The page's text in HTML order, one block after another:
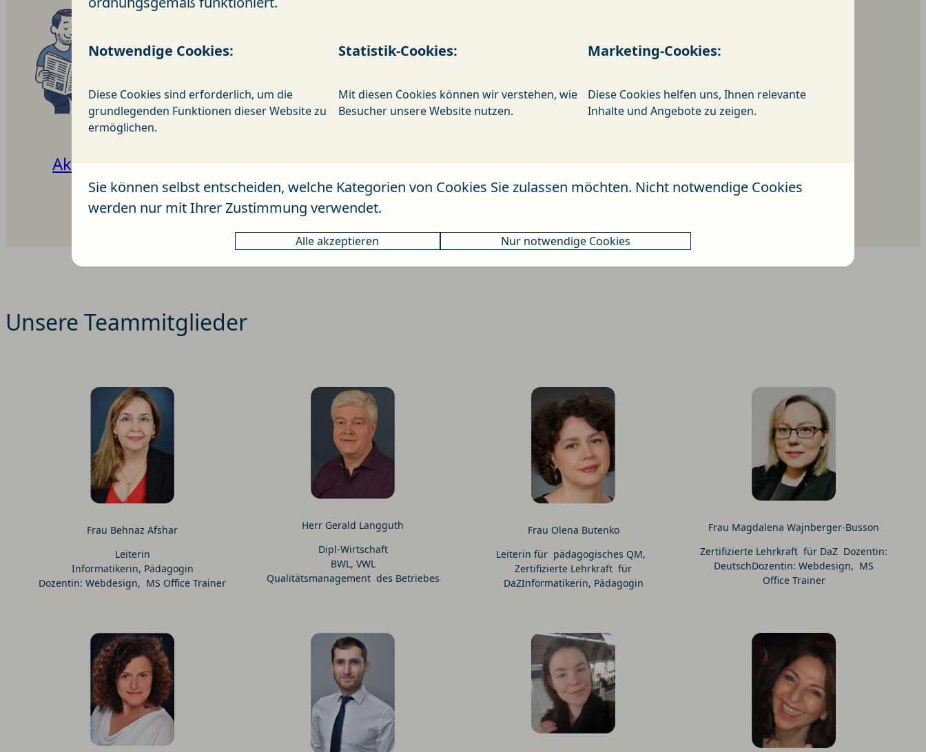
Aktuelles
Unsere Teammitglieder
Frau Behnaz Afshar
Leiterin
Informatikerin, Pädagogin
Dozentin: Webdesign, MS Office Trainer
Herr Gerald Langguth
Dipl-Wirtschaft
BWL, VWL
Qualitätsmanagement des Betriebes
Frau Olena Butenko
Leiterin für pädagogisches QM,
Zertifizierte Lehrkraft für
DaZInformatikerin, Pädagogin
Frau Magdalena Wajnberger-Busson
Zertifizierte Lehrkraft für DaZ Dozentin:
DeutschDozentin: Webdesign, MS
Office Trainer
Notwendige Cookies:
Diese Cookies sind erforderlich, um die
grundlegenden Funktionen dieser Website zu
ermöglichen.
Statistik-Cookies:
Mit diesen Cookies können wir verstehen, wie
Besucher unsere Website nutzen.
Marketing-Cookies:
Diese Cookies helfen uns, Ihnen relevante
Inhalte und Angebote zu zeigen.
Sie können selbst entscheiden, welche Kategorien von Cookies Sie zulassen möchten. Nicht notwendige Cookies
werden nur mit Ihrer Zustimmung verwendet.
Alle akzeptieren Nur notwendige Cookies